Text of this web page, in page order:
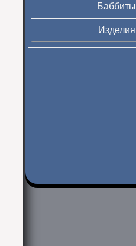
Баббиты
Изделия